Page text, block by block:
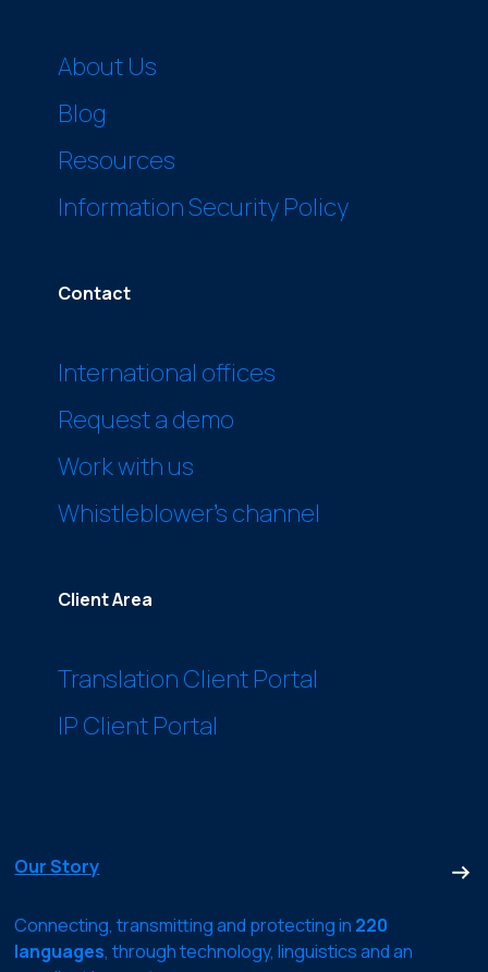
About Us
Blog
Resources
Information Security Policy
Contact
International offices
Request a demo
Work with us
Whistleblower’s channel
Client Area
Translation Client Portal
IP Client Portal
Our Story
Connecting, transmitting and protecting in 220
languages, through technology, linguistics and an